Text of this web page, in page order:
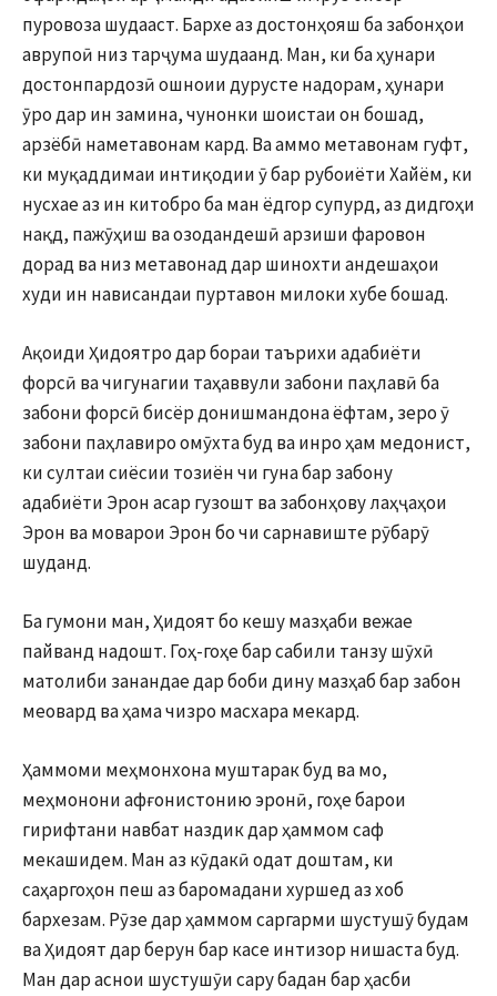
пуровоза шудааст. Бархе аз достонҳояш ба забонҳои
аврупоӣ низ тарҷума шудаанд. Ман, ки ба ҳунари
достонпардозӣ ошноии дурусте надорам, ҳунари
ӯро дар ин замина, чунонки шоистаи он бошад,
арзёбӣ наметавонам кард. Ва аммо метавонам гуфт,
ки муқаддимаи интиқодии ӯ бар рубоиёти Хайём, ки
нусхае аз ин китобро ба ман ёдгор супурд, аз дидгоҳи
нақд, пажӯҳиш ва озодандешӣ арзиши фаровон
дорад ва низ метавонад дар шинохти андешаҳои
худи ин нависандаи пуртавон милоки хубе бошад.
Ақоиди Ҳидоятро дар бораи таърихи адабиёти
форсӣ ва чигунагии таҳаввули забони паҳлавӣ ба
забони форсӣ бисёр донишмандона ёфтам, зеро ӯ
забони паҳлавиро омӯхта буд ва инро ҳам медонист,
ки султаи сиёсии тозиён чи гуна бар забону
адабиёти Эрон асар гузошт ва забонҳову лаҳҷаҳои
Эрон ва моварои Эрон бо чи сарнавиште рӯбарӯ
шуданд.
Ба гумони ман, Ҳидоят бо кешу мазҳаби вежае
пайванд надошт. Гоҳ-гоҳе бар сабили танзу шӯхӣ
матолиби занандае дар боби дину мазҳаб бар забон
меовард ва ҳама чизро масхара мекард.
Ҳаммоми меҳмонхона муштарак буд ва мо,
меҳмонони афғонистонию эронӣ, гоҳе барои
гирифтани навбат наздик дар ҳаммом саф
мекашидем. Ман аз кӯдакӣ одат доштам, ки
саҳаргоҳон пеш аз баромадани хуршед аз хоб
бархезам. Рӯзе дар ҳаммом саргарми шустушӯ будам
ва Ҳидоят дар берун бар касе интизор нишаста буд.
Ман дар аснои шустушӯи сару бадан бар ҳасби